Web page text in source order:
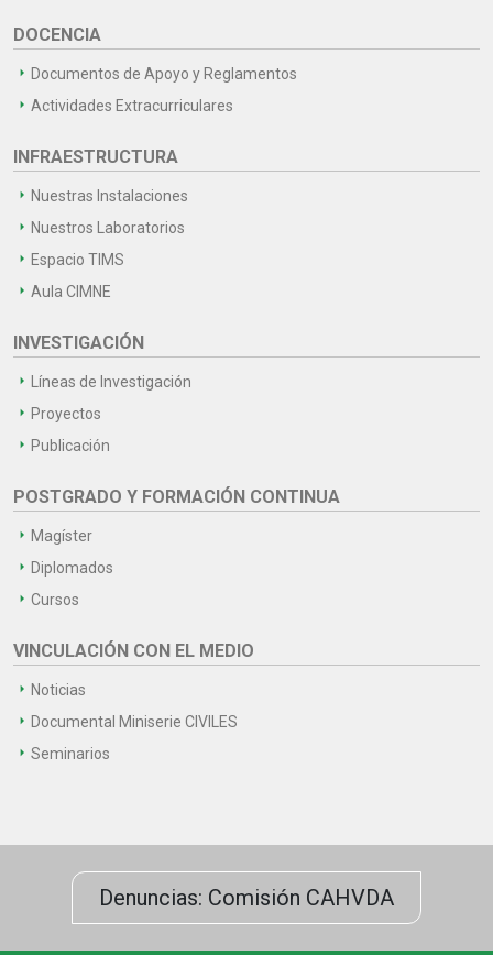
DOCENCIA
Documentos de Apoyo y Reglamentos
Actividades Extracurriculares
INFRAESTRUCTURA
Nuestras Instalaciones
Nuestros Laboratorios
Espacio TIMS
Aula CIMNE
INVESTIGACIÓN
Líneas de Investigación
Proyectos
Publicación
POSTGRADO Y FORMACIÓN CONTINUA
Magíster
Diplomados
Cursos
VINCULACIÓN CON EL MEDIO
Noticias
Documental Miniserie CIVILES
Seminarios
Denuncias: Comisión CAHVDA